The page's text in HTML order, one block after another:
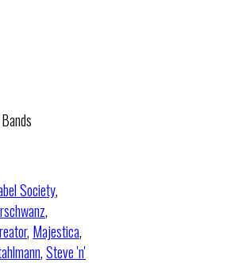
Society,
,
, Majestica,
,Steve 'n'